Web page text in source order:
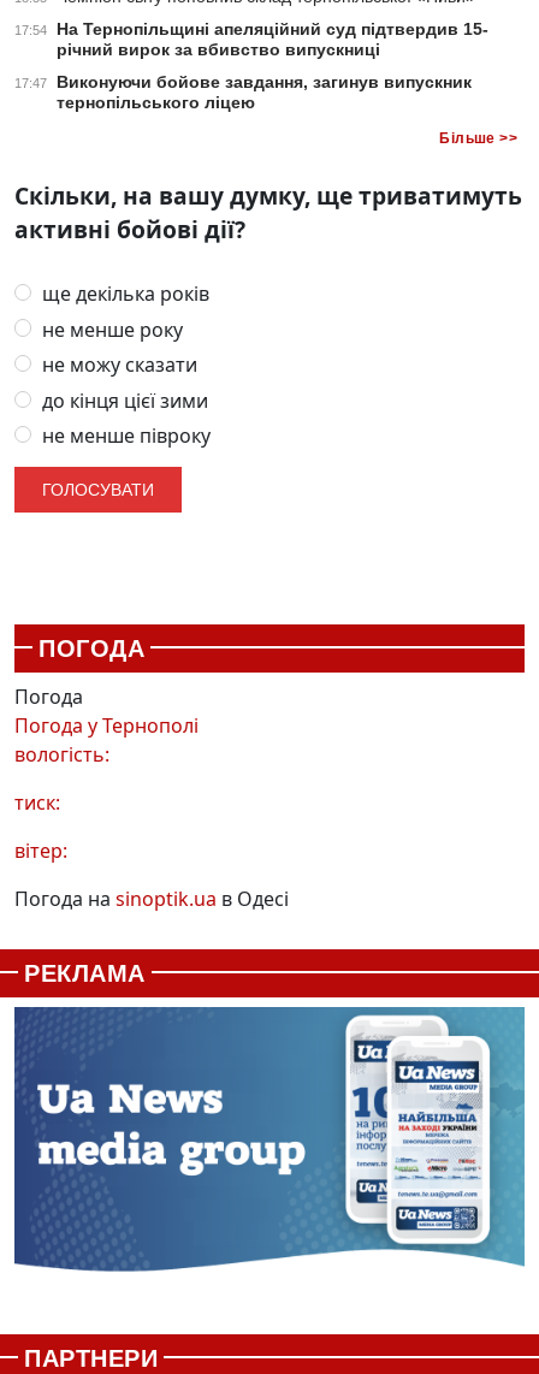
17:54
На Тернопільщині апеляційний суд підтвердив 15-
річний вирок за вбивство випускниці
17:47
Виконуючи бойове завдання, загинув випускник
тернопільського ліцею
Більше >>
Скільки, на вашу думку, ще триватимуть
активні бойові дії?
ще декілька років
не менше року
не можу сказати
до кінця цієї зими
не менше півроку
ПОГОДА
Погода
Погода уТернополі
вологість:
тиск:
вітер:
Погода на sinoptik.ua в Одесі
РЕКЛАМА
ПАРТНЕРИ